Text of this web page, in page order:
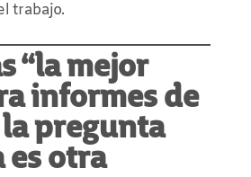
trabajo.
“la mejor
informes de
pregunta
es otra